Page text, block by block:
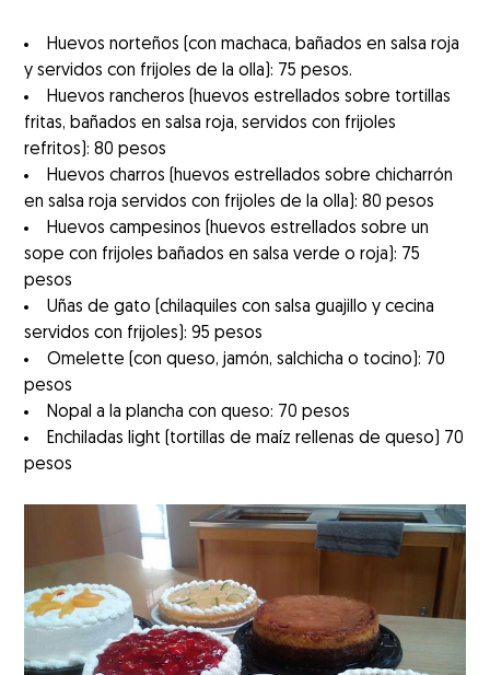
Huevos norteños (con machaca, bañados en salsa roja
y servidos con frijoles de la olla): 75 pesos.
Huevos rancheros (huevos estrellados sobre tortillas
fritas, bañados en salsa roja, servidos con frijoles
refritos): 80 pesos
Huevos charros (huevos estrellados sobre chicharrón
en salsa roja servidos con frijoles de la olla): 80 pesos
Huevos campesinos (huevos estrellados sobre un
sope con frijoles bañados en salsa verde o roja): 75
pesos
Uñas de gato (chilaquiles con salsa guajillo y cecina
servidos con frijoles): 95 pesos
Omelette (con queso, jamón, salchicha o tocino): 70
pesos
Nopal a la plancha con queso: 70 pesos
Enchiladas light (tortillas de maíz rellenas de queso) 70
pesos